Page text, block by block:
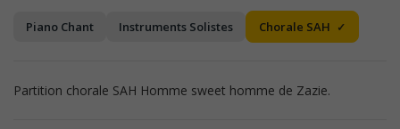
Piano Chant Instruments Solistes Chorale SAH
Partition chorale SAH Homme sweet homme de Zazie.